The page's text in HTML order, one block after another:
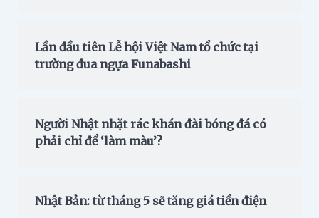
Lần đầu tiên Lễ hội Việt Nam tổ chức tại
trường đua ngựa Funabashi
Người Nhật nhặt rác khán đài bóng đá có
phải chỉ để ‘làm màu’?
Nhật Bản: từ tháng 5 sẽ tăng giá tiền điện